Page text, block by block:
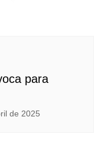
para
de 2025